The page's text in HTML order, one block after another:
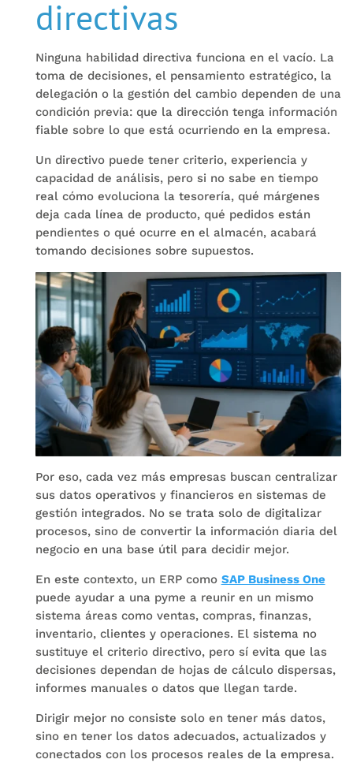
directivas
Ninguna habilidad directiva funciona en el vacío. La
toma de decisiones, el pensamiento estratégico, la
delegación o la gestión del cambio dependen de una
condición previa: que la dirección tenga información
fiable sobre lo que está ocurriendo en la empresa.
Un directivo puede tener criterio, experiencia y
capacidad de análisis, pero si no sabe en tiempo
real cómo evoluciona la tesorería, qué márgenes
deja cada línea de producto, qué pedidos están
pendientes o qué ocurre en el almacén, acabará
tomando decisiones sobre supuestos.
Por eso, cada vez más empresas buscan centralizar
sus datos operativos y financieros en sistemas de
gestión integrados. No se trata solo de digitalizar
procesos, sino de convertir la información diaria del
negocio en una base útil para decidir mejor.
En este contexto, un ERP como SAP Business One
puede ayudar a una pyme a reunir en un mismo
sistema áreas como ventas, compras, finanzas,
inventario, clientes y operaciones. El sistema no
sustituye el criterio directivo, pero sí evita que las
decisiones dependan de hojas de cálculo dispersas,
informes manuales o datos que llegan tarde.
Dirigir mejor no consiste solo en tener más datos,
sino en tener los datos adecuados, actualizados y
conectados con los procesos reales de la empresa.